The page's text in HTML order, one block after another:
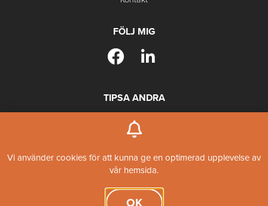
FÖLJ MIG
TIPSA ANDRA
Boka kostnadsfritt möte
Copyright 2021 H Plymouth Utveckling AB
Vi använder cookies för att kunna ge en optimerad upplevelse av
vår hemsida.
OK